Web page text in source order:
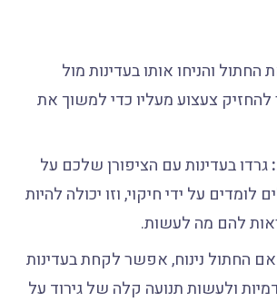
והניחו אותו בעדינות מול
צעצוע מעליו כדי למשוך את
גרדו בעדינות עם הציפורן שלכם על
לומדים על ידי חיקוי, וזו יכולה להיות
להם מה לעשות.
החתול נינוח, אפשר לקחת בעדינות
ולעשות תנועה קלה של גירוד על